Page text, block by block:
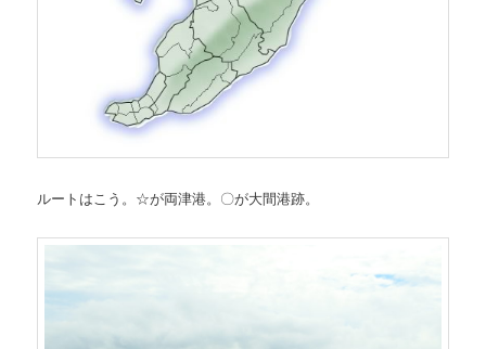
ルートはこう。☆が両津港。〇が大間港跡。